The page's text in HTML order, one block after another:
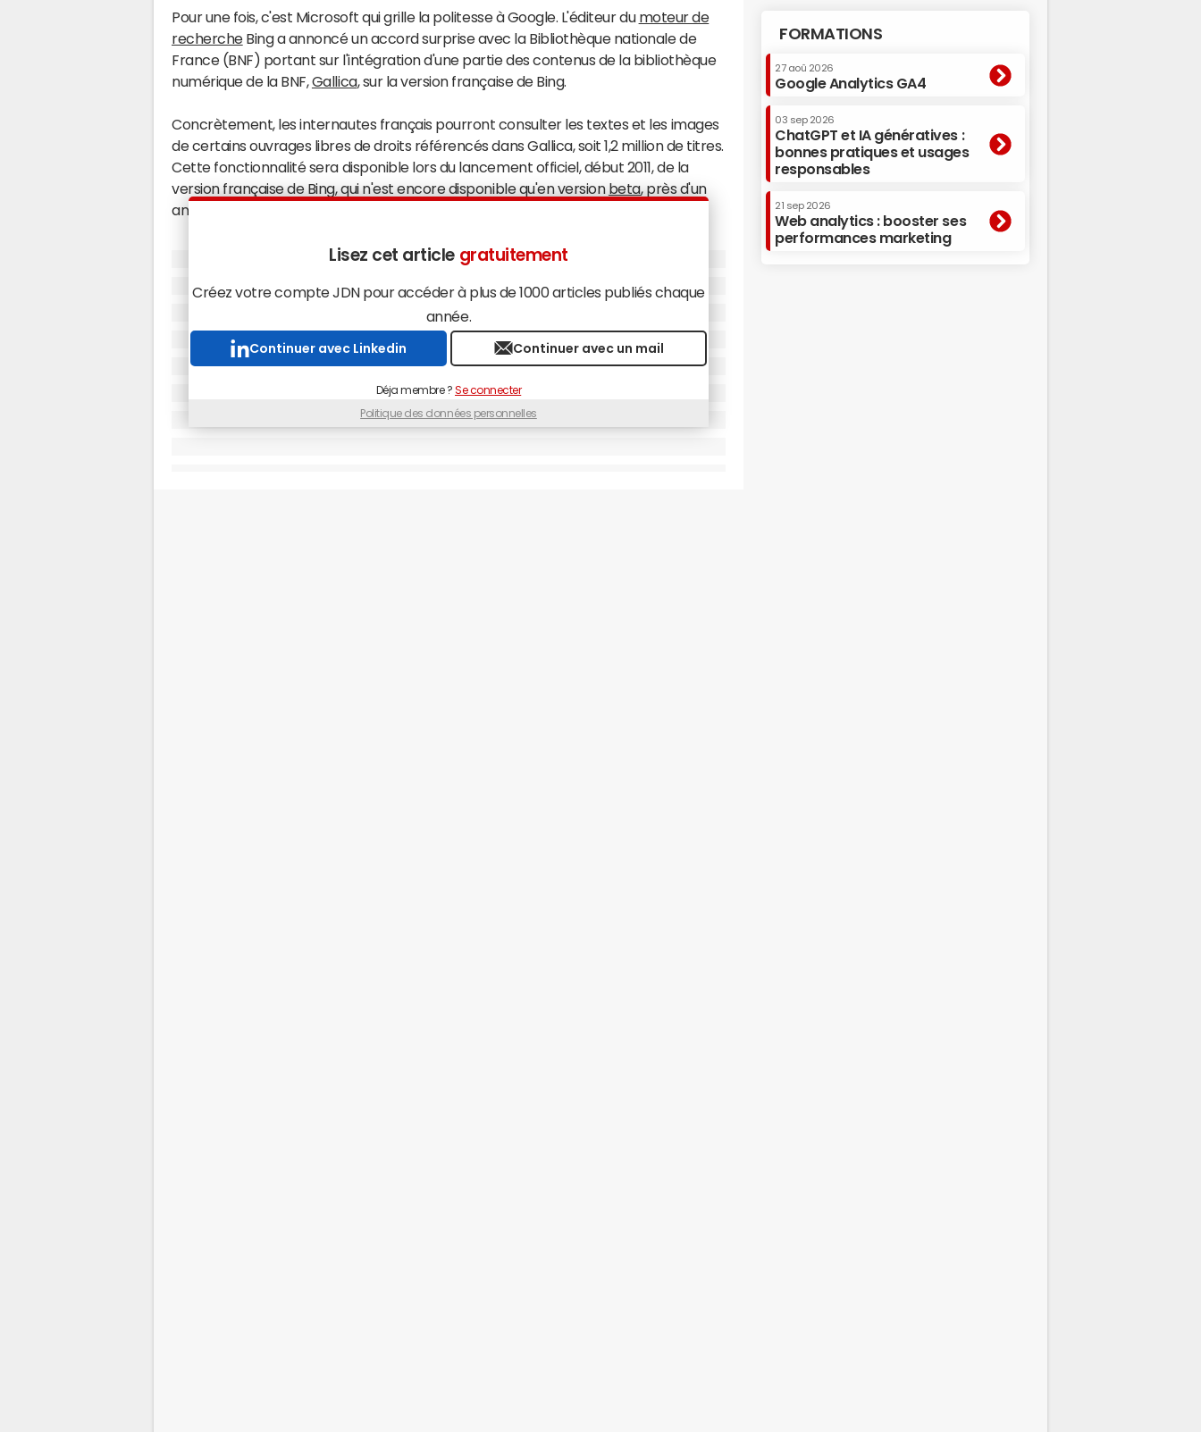
Pour une fois, c'est Microsoft qui grille la politesse à Google. L'éditeur du moteur de
rechercheBing a annoncé un accord surprise avec la Bibliothèque nationale de
France (BNF) portant sur l'intégration d'une partie des contenus de la bibliothèque
numérique de la BNF,Gallica, sur la version française de Bing.
Concrètement, les internautes français pourront consulter les textes et les images
de certains ouvrages libres de droits référencés dans Gallica, soit 1,2 million de titres.
Cette fonctionnalité sera disponible lors du lancement officiel, début 2011, de la
version française de Bing, qui n'est encore disponible qu'en version beta, près d'un
an et demi après sa sortie aux Etats-Unis.
Cet accord, qui ne dispose pas de clauses financières, a été signé pour une durée
signer d'autres partenariats similaires, notamment avec Google. La BNF serait par
aileurs toujours en négociations avec Google concernant la numérisation d'une
partie de son patrimoine.
donc quasi-introuvables depuis les moteurs. La BNF espère ainsi doubler l'audience
Lisez cet article gratuitement
Créez votre compte JDN pour accéder à plus de 1000 articles publiés chaque
année.
Continuer avec Linkedin Continuer avec un mail
Déja membre ? Se connecter
Politique des données personnelles
FORMATIONS
27 aoû 2026
Google Analytics GA4
03 sep 2026
ChatGPT et IA génératives :
bonnes pratiques et usages
responsables
21 sep 2026
Web analytics : booster ses
performances marketing